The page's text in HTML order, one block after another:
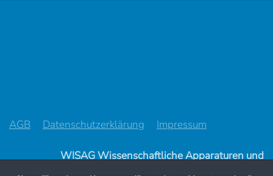
AGB Datenschutzerklärung Impressum
WISAG Wissenschaftliche Apparaturen und